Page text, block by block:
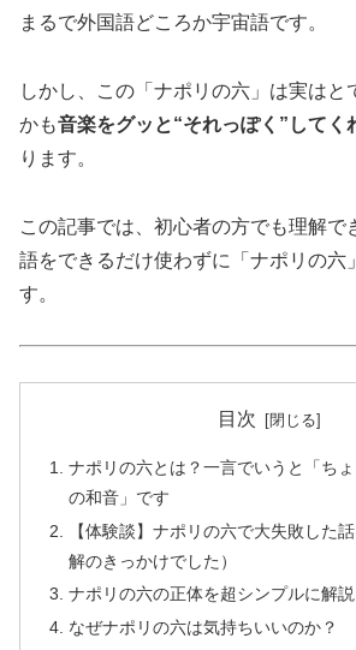
まるで外国語どころか宇宙語です。
しかし、この「ナポリの六」は実はと
かも音楽をグッと“それっぽく”してく
ります。
この記事では、初心者の方でも理解で
語をできるだけ使わずに「ナポリの六
す。
目次
ナポリの六とは？一言でいうと「ち
の和音」です
【体験談】ナポリの六で大失敗した
解のきっかけでした）
ナポリの六の正体を超シンプルに解説
なぜナポリの六は気持ちいいのか？